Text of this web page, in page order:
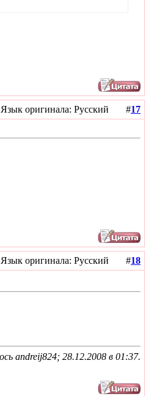
Язык оригинала: Русский #17
Язык оригинала: Русский #18
andreij824; 28.12.2008 в 01:37.